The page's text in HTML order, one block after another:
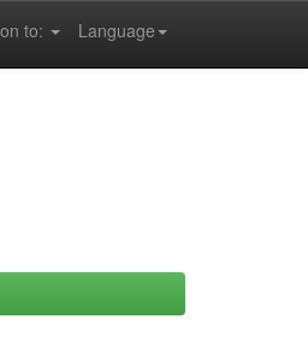
Language
to: